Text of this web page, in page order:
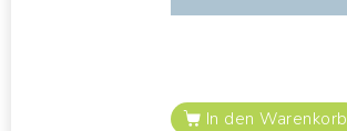
In den Warenkorb